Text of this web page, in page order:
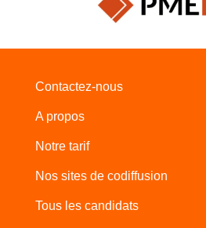
Contactez-nous
A propos
Notre tarif
Nos sites de codiffusion
Tous les candidats